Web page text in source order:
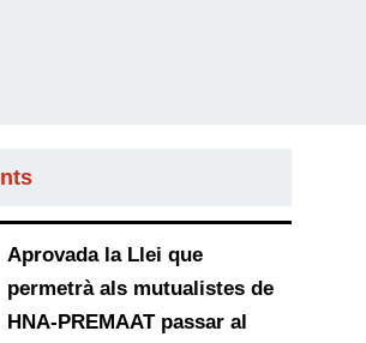
Aprovada la Llei que
permetrà als mutualistes de
HNA-PREMAAT passar al